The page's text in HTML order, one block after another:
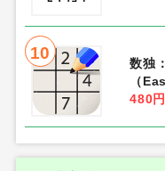
10
数独
（
480円